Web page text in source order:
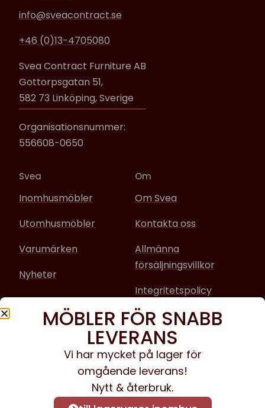
info@sveacontract.se
+46 (0)13-4705080
Svea Contract Furniture AB
Gottorpsgatan 51,
582 73 Linköping, Sverige
Organisationsnummer:
556608-0650
Svea
Inomhusmöbler
Utomhusmöbler
Varumärken
Nyheter
Om
Om Svea
Kontakta oss
Allmänna
försäljningsvillkor
Integritetspolicy
Sociala media
Facebook
Instagram
MÖBLER FÖR SNABB
LEVERANS
Vi har mycket på lager för
omgående leverans!
Nytt & återbruk.